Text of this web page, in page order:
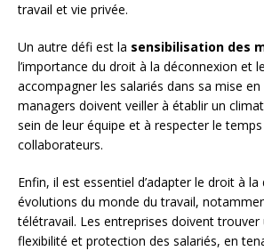
travail et vie privée.
Un autre défi est la sensibilisation des
l’importance du droit à la déconnexion et
accompagner les salariés dans sa mise en
managers doivent veiller à établir un
sein de leur équipe et à respecter le
collaborateurs.
Enfin, il est essentiel d’adapter le droit à
évolutions du monde du travail,
télétravail. Les entreprises doivent trouver
flexibilité et protection des salariés, en